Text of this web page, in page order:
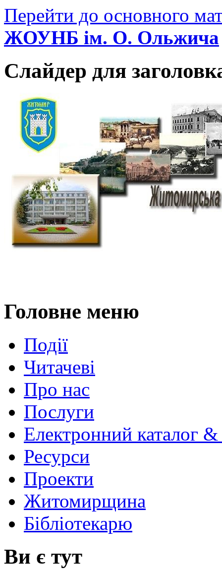
Перейти до основного
ЖОУНБ ім. О. Ольжича
Слайдер для
Головне меню
Події
Читачеві
Про нас
Послуги
Електронний каталог
Ресурси
Проекти
Житомирщина
Бібліотекарю
Ви є тут